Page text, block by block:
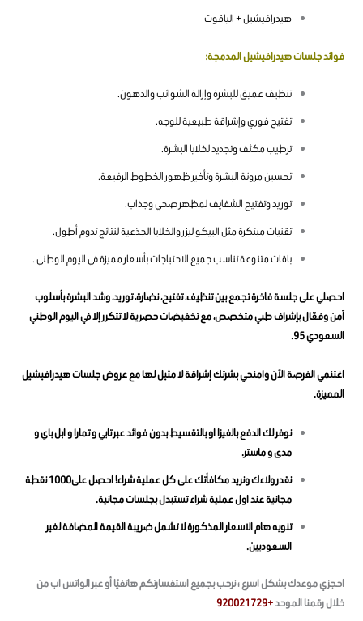
هيدرافيشيل + الياقوت
فوائد جلسات هيدرافيشيل المدمجة:
تنظيف عميق للبشرة وإزالة الشوائب والدهون.
تفتيح فوري وإشراقة طبيعية للوجه.
ترطيب مكثف وتجديد لخلايا البشرة.
تحسين مرونة البشرة وتأخير ظهور الخطوط الرفيعة.
توريد وتفتيح الشفايف لمظهر صحي وجذاب.
تقنيات مبتكرة مثل البيكو ليزر والخلايا الجذعية لنتائج تدوم أطول.
باقات متنوعة تناسب جميع الاحتياجات بأسعار مميزة في اليوم الوطني .
احصلي على جلسة فاخرة تجمع بين تنظيف، تفتيح، نضارة، توريد، وشد البشرة بأسلوب
آمن وفعّال بإشراف طبي متخصص، مع تخفيضات حصرية لا تتكرر إلا في اليوم الوطني
السعودي 95.
اغتنمي الفرصة الآن وامنحي بشرتك إشراقة لا مثيل لها مع عروض جلسات هيدرافيشيل
المميزة.
نوفر لك الدفع بالفيزا او بالتقسيط بدون فوائد عبر تابي و تمارا و ابل باي و
مدى و ماستر.
نقدر ولاءك ونريد مكافأتك على كل عملية شراء! احصل على1000 نقطة
مجانية عند اول عملية شراء تستبدل بجلسات مجانية.
تنويه هام الاسعار المذكورة لا تشمل ضريبة القيمة المضافة لغير
السعوديين.
احجزي موعدك بشكل اسرع ؛ نرحب بجميع استفسارتكم هاتفيًا أو عبر الواتس اب من
خلال رقمنا الموحد+920021729